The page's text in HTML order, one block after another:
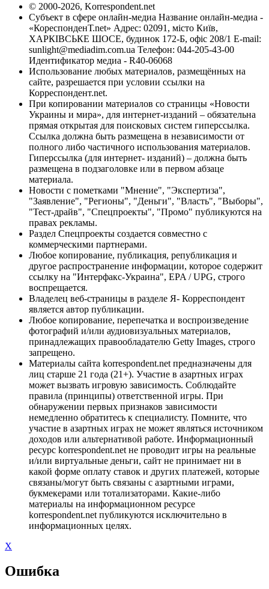
© 2000-2026, Korrespondent.net
Субъект в сфере онлайн-медиа Название онлайн-медиа -
«КореспонденТ.net» Адрес: 02091, місто Київ,
ХАРКІВСЬКЕ ШОСЕ, будинок 172-Б, офіс 208/1 E-mail:
sunlight@mediadim.com.ua Телефон: 044-205-43-00
Идентификатор медиа - R40-06068
Использование любых материалов, размещённых на
сайте, разрешается при условии ссылки на
Корреспондент.net.
При копировании материалов со страницы «Новости
Украины и мира», для интернет-изданий – обязательна
прямая открытая для поисковых систем гиперссылка.
Ссылка должна быть размещена в независимости от
полного либо частичного использования материалов.
Гиперссылка (для интернет- изданий) – должна быть
размещена в подзаголовке или в первом абзаце
материала.
Новости с пометками "Мнение", "Экспертиза",
"Заявление", "Регионы", "Деньги", "Власть", "Выборы",
"Тест-драйв", "Спецпроекты", "Промо" публикуются на
правах рекламы.
Раздел Спецпроекты создается совместно с
коммерческими партнерами.
Любое копирование, публикация, републикация и
другое распространение информации, которое содержит
ссылку на "Интерфакс-Украина", EPA / UPG, строго
воспрещается.
Владелец веб-страницы в разделе Я- Корреспондент
является автор публикации.
Любое копирование, перепечатка и воспроизведение
фотографий и/или аудиовизуальных материалов,
принадлежащих правообладателю Getty Images, строго
запрещено.
Материалы сайта korrespondent.net предназначены для
лиц старше 21 года (21+). Участие в азартных играх
может вызвать игровую зависимость. Соблюдайте
правила (принципы) ответственной игры. При
обнаружении первых признаков зависимости
немедленно обратитесь к специалисту. Помните, что
участие в азартных играх не может являться источником
доходов или альтернативой работе. Информационный
ресурс korrespondent.net не проводит игры на реальные
и/или виртуальные деньги, сайт не принимает ни в
какой форме оплату ставок и других платежей, которые
связаны/могут быть связаны с азартными играми,
букмекерами или тотализаторами. Какие-либо
материалы на информационном ресурсе
korrespondent.net публикуются исключительно в
информационных целях.
X
Ошибка